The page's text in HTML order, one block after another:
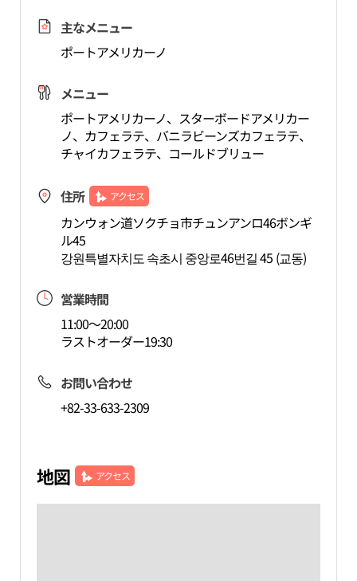
主なメニュー
ポートアメリカーノ
メニュー
ポートアメリカーノ、スターボードアメリカー
ノ、カフェラテ、バニラビーンズカフェラテ、
チャイカフェラテ、コールドブリュー
住所 アクセス
カンウォン道ソクチョ市チュンアンロ46ボンギ
ル45
강원특별자치도 속초시 중앙로46번길 45 (교동)
営業時間
11:00～20:00
ラストオーダー19:30
お問い合わせ
+82-33-633-2309
地図 アクセス